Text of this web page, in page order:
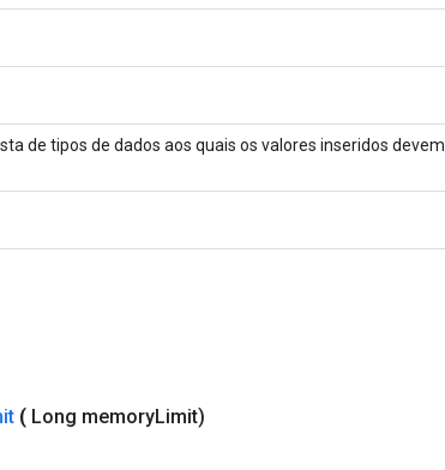
de tipos de dados aos quais os valores inseridos devem
( Long memoryLimit)